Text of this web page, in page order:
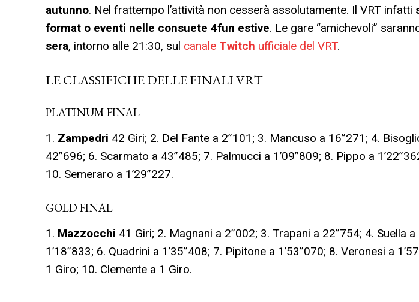
autunno. Nel frattempo l’attività non cesserà assolutamente. Il VRT infatti
format o eventi nelle consuete 4fun estive. Le gare “amichevoli”
sera, intorno alle 21:30, sul canale Twitch ufficiale del VRT.
LE CLASSIFICHE DELLE FINALI VRT
PLATINUM FINAL
1. Zampedri 42 Giri; 2. Del Fante a 2”101; 3. Mancuso a 16”271; 4.
42”696; 6. Scarmato a 43”485; 7. Palmucci a 1’09”809; 8. Pippo a
10. Semeraro a 1’29”227.
GOLD FINAL
1. Mazzocchi 41 Giri; 2. Magnani a 2”002; 3. Trapani a 22”754; 4. Suella a
1’18”833; 6. Quadrini a 1’35”408; 7. Pipitone a 1’53”070; 8. Veronesi a
1 Giro; 10. Clemente a 1 Giro.